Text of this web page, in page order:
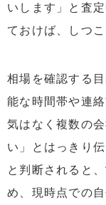
いします」と査
ておけば、しつ
相場を確認する
能な時間帯や連
気はなく複数の
い」とはっきり
と判断されると
め、現時点での